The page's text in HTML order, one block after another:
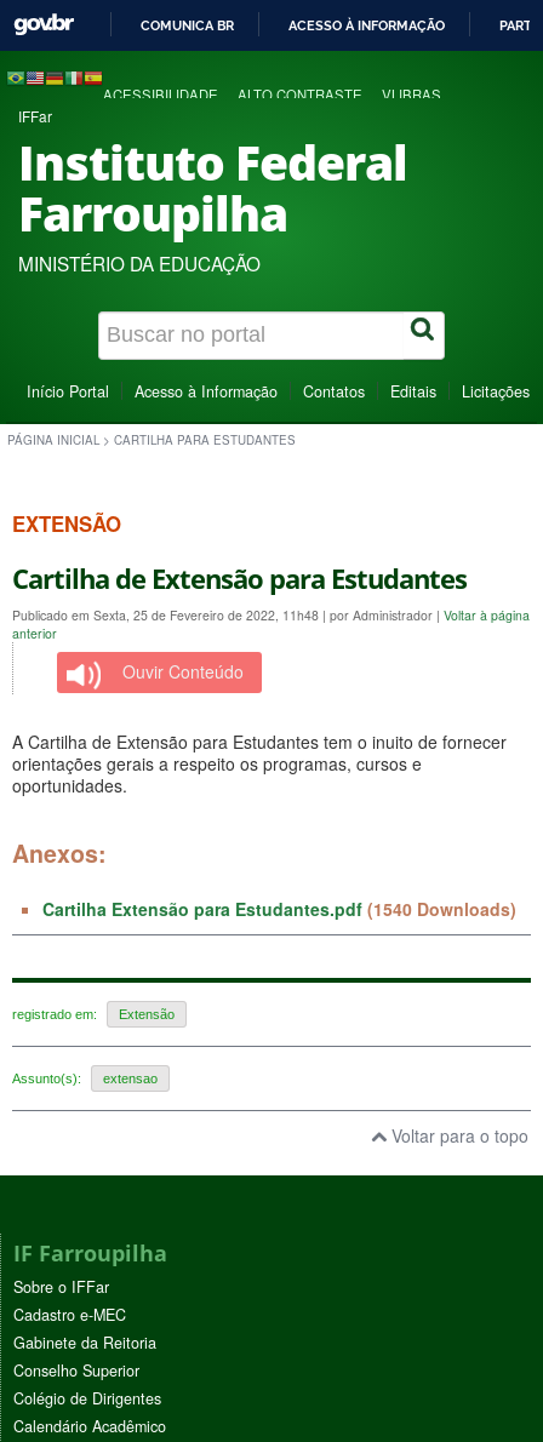
COMUNICA BR ACESSO À INFORMAÇÃO
ACESSIBILIDADE ALTO CONTRASTE VLIBRAS
IFFar
Instituto Federal
Farroupilha
MINISTÉRIO DA EDUCAÇÃO
Início Portal Acesso à Informação Contatos Editais Licitações
PÁGINA INICIAL > CARTILHA PARA ESTUDANTES
EXTENSÃO
Cartilha de Extensão para Estudantes
Publicado em Sexta, 25 de Fevereiro de 2022, 11h48 | por Administrador | Voltar à página
anterior
Ouvir Conteúdo
A Cartilha de Extensão para Estudantes tem o inuito de fornecer
orientações gerais a respeito os programas, cursos e
oportunidades.
Anexos:
Cartilha Extensão para Estudantes.pdf (1540 Downloads)
registrado em: Extensão
Assunto(s): extensao
Voltar para o topo
IF Farroupilha
Sobre o IFFar
Cadastro e-MEC
Gabinete da Reitoria
Conselho Superior
Colégio de Dirigentes
Calendário Acadêmico